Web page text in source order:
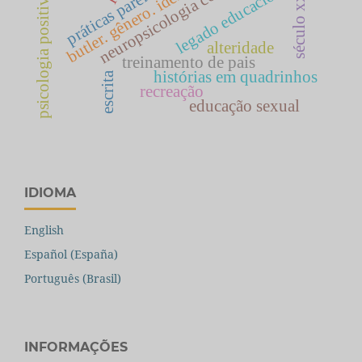
treinamento de pais
histórias em quadrinhos
escrita
século xx
recreação
psicologia positiva. educação sexual
alteridade
IDIOMA
English
Español (España)
Português (Brasil)
INFORMAÇÕES